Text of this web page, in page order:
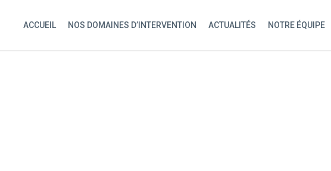
ACCUEIL NOS DOMAINES D’INTERVENTION ACTUALITÉS NOTRE ÉQUIPE